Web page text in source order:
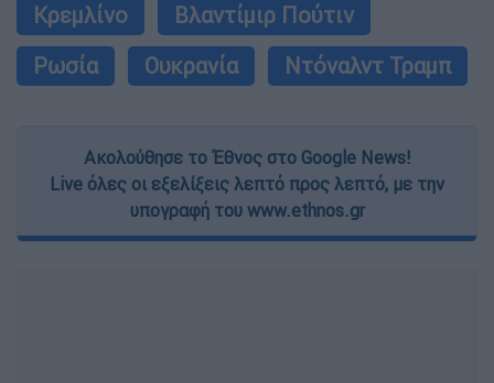
Κρεμλίνο
Βλαντίμιρ Πούτιν
Ρωσία
Ουκρανία Ντόναλντ Τραμπ
Ακολούθησε το Έθνος στο Google News!
Live όλες οι εξελίξεις λεπτό προς λεπτό, με την
υπογραφή του www.ethnos.gr